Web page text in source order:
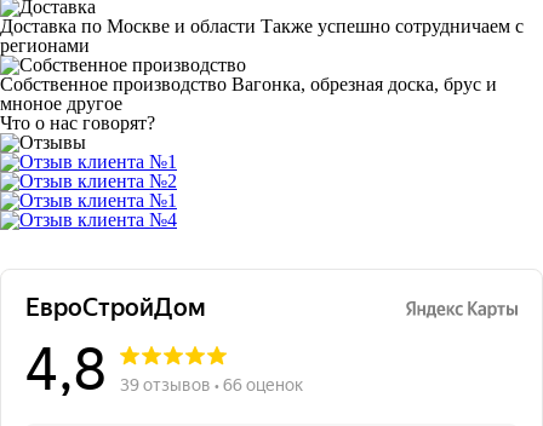
Доставка по Москве и области Также успешно сотрудничаем с
регионами
Собственное производство Вагонка, обрезная доска, брус и
мноное другое
Что о нас говорят?